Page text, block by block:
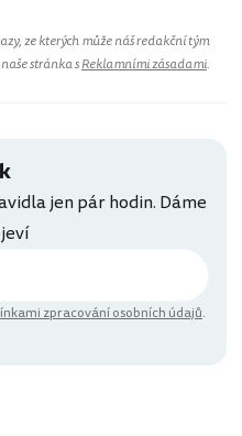
ze kterých může náš redakční tým
stránka sReklamními zásadami.
jen pár hodin. Dáme
zpracování osobních údajů.